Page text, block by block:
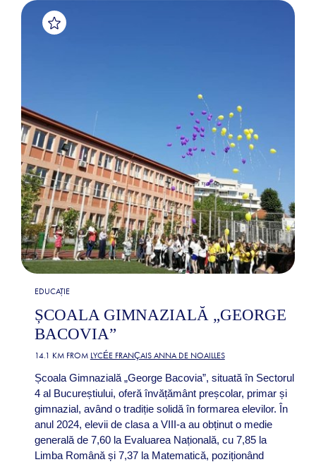
EDUCAȚIE
ȘCOALA GIMNAZIALĂ „GEORGE
BACOVIA”
14.1 KM FROM LYCÉE FRANÇAIS ANNA DE NOAILLES
Școala Gimnazială „George Bacovia”, situată în Sectorul
4 al Bucureștiului, oferă învățământ preșcolar, primar și
gimnazial, având o tradiție solidă în formarea elevilor. În
anul 2024, elevii de clasa a VIII-a au obținut o medie
generală de 7,60 la Evaluarea Națională, cu 7,85 la
Limba Română și 7,37 la Matematică, poziționând